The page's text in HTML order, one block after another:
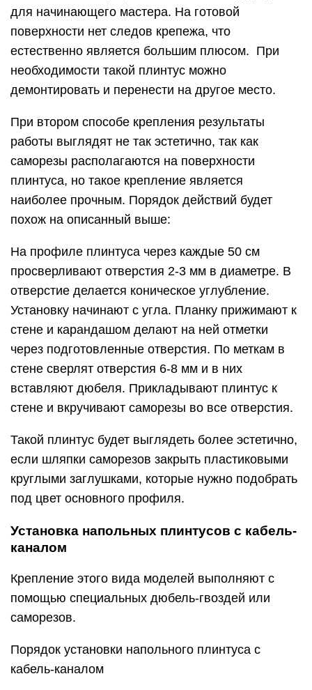
для начинающего мастера. На готовой
поверхности нет следов крепежа, что
естественно является большим плюсом. При
необходимости такой плинтус можно
демонтировать и перенести на другое место.
При втором способе крепления результаты
работы выглядят не так эстетично, так как
саморезы располагаются на поверхности
плинтуса, но такое крепление является
наиболее прочным. Порядок действий будет
похож на описанный выше:
На профиле плинтуса через каждые 50 см
просверливают отверстия 2-3 мм в диаметре. В
отверстие делается коническое углубление.
Установку начинают с угла. Планку прижимают к
стене и карандашом делают на ней отметки
через подготовленные отверстия. По меткам в
стене сверлят отверстия 6-8 мм и в них
вставляют дюбеля. Прикладывают плинтус к
стене и вкручивают саморезы во все отверстия.
Такой плинтус будет выглядеть более эстетично,
если шляпки саморезов закрыть пластиковыми
круглыми заглушками, которые нужно подобрать
под цвет основного профиля.
Установка напольных плинтусов с кабель-
каналом
Крепление этого вида моделей выполняют с
помощью специальных дюбель-гвоздей или
саморезов.
Порядок установки напольного плинтуса с
кабель-каналом